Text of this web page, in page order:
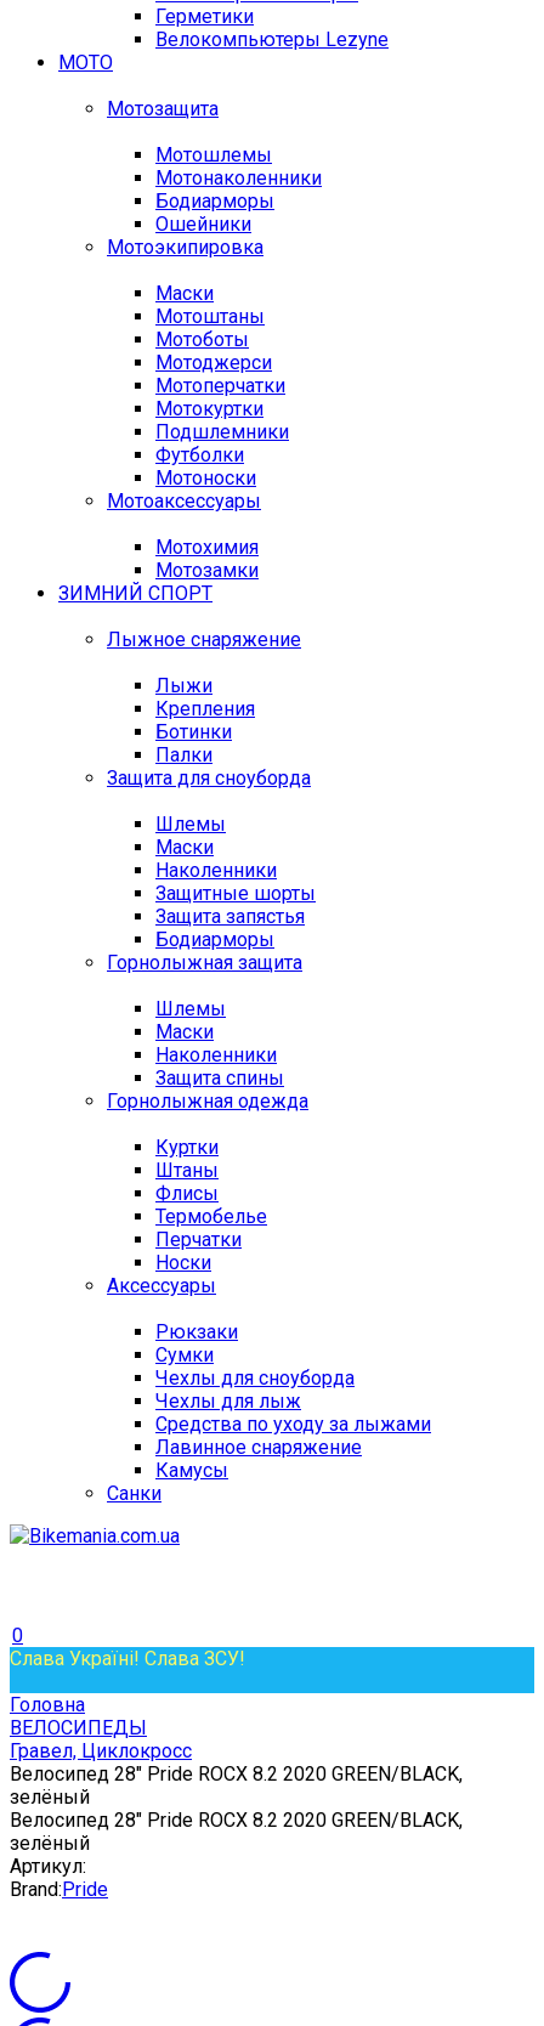
Герметики
Велокомпьютеры Lezyne
МОТО
Мотозащита
Мотошлемы
Мотонаколенники
Бодиарморы
Ошейники
Мотоэкипировка
Маски
Мотоштаны
Мотоботы
Мотоджерси
Мотоперчатки
Мотокуртки
Подшлемники
Футболки
Мотоноски
Мотоаксессуары
Мотохимия
Мотозамки
ЗИМНИЙ СПОРТ
Лыжное снаряжение
Лыжи
Крепления
Ботинки
Палки
Защита для сноуборда
Шлемы
Маски
Наколенники
Защитные шорты
Защита запястья
Бодиарморы
Горнолыжная защита
Шлемы
Маски
Наколенники
Защита спины
Горнолыжная одежда
Куртки
Штаны
Флисы
Термобелье
Перчатки
Носки
Аксессуары
Рюкзаки
Сумки
Чехлы для сноуборда
Чехлы для лыж
Средства по уходу за лыжами
Лавинное снаряжение
Камусы
Санки
0
Слава Україні! Слава ЗСУ!
Головна
ВЕЛОСИПЕДЫ
Гравел, Циклокросс
Велосипед 28" Pride ROCX 8.2 2020 GREEN/BLACK,
зелёный
Велосипед 28" Pride ROCX 8.2 2020 GREEN/BLACK,
зелёный
Артикул:
Brand:Pride